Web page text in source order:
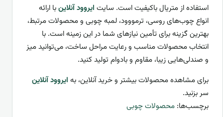
استفاده از متریال باکیفیت است. سایت ایروود آنلاینبا ارائه
انواع چوب‌های روسی، ترمووود، لمبه چوبی و محصولات مرتبط،
بهترین گزینه برای تأمین نیازهای شما در این زمینه است. با
انتخاب محصولات مناسب و رعایت مراحل ساخت، می‌توانید میز
و صندلی‌هایی زیبا، مقاوم و بادوام تولید کنید.
برای مشاهده محصولات بیشتر و خرید آنلاین، به ایروود آنلاین
سر بزنید.
برچسب‌ها: محصولات چوبی